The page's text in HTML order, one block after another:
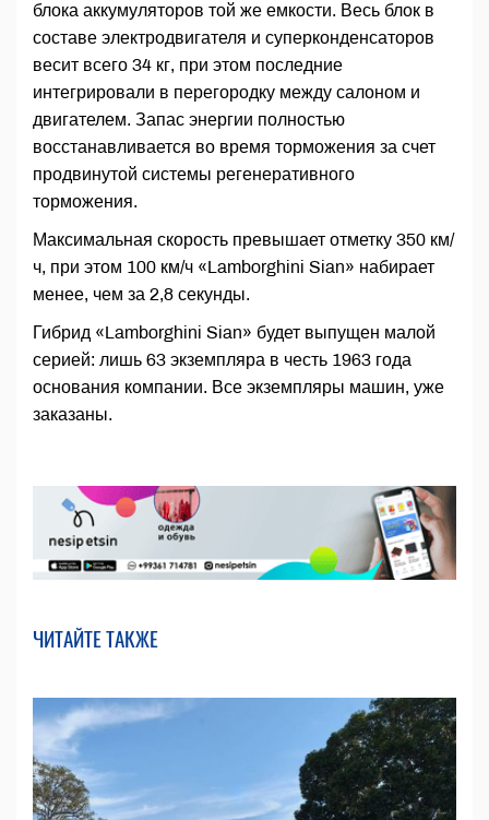
блока аккумуляторов той же емкости. Весь блок в
составе электродвигателя и суперконденсаторов
весит всего 34 кг, при этом последние
интегрировали в перегородку между салоном и
двигателем. Запас энергии полностью
восстанавливается во время торможения за счет
продвинутой системы регенеративного
торможения.
Максимальная скорость превышает отметку 350 км/
ч, при этом 100 км/ч «Lamborghini Sian» набирает
менее, чем за 2,8 секунды.
Гибрид «Lamborghini Sian» будет выпущен малой
серией: лишь 63 экземпляра в честь 1963 года
основания компании. Все экземпляры машин, уже
заказаны.
ЧИТАЙТЕ ТАКЖЕ